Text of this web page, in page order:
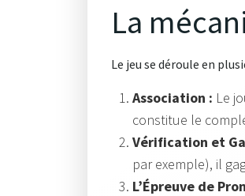
La
Le jeu se déroule en
Association : Le
constitue le
Vérification et
par exemple), il
L’Épreuve de